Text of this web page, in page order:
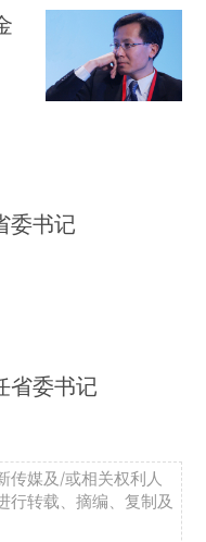
委书记
省委书记
传媒及/或相关权利人
行转载、摘编、复制及